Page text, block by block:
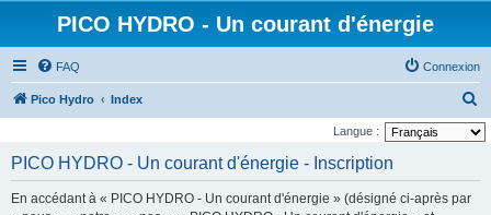
PICO HYDRO - Un courant d'énergie
FAQ Connexion
Pico Hydro Index
e
Langue :
PICO HYDRO - Un courant d'énergie - Inscription
En accédant à « PICO HYDRO - Un courant d'énergie » (désigné ci-après par